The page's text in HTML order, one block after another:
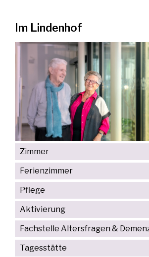
Im Lindenhof
Zimmer
Ferienzimmer
Pflege
Aktivierung
Fachstelle Altersfragen &
Tagesstätte